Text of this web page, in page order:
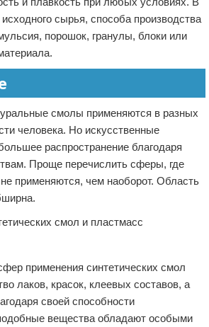
сырья, способа производства
порошок, гранулы, блоки или
смолы применяются в разных
человека. Но искусственные
распространение благодаря
Проще перечислить сферы, где
применяются, чем наоборот. Область
применения синтетических смол
лаков, красок, клеевых составов, а
своей способности
вещества обладают особыми